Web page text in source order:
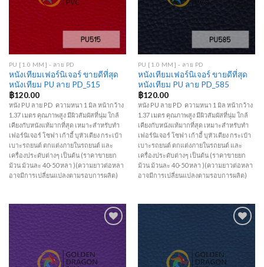
PU [1.0 MM] - ลาย PD
หนังเทียมเฟอร์นิเจอร์ ขายดีที่สุด
หนังเทียม PU ลาย PD_515
฿120.00
หนัง PU ลาย PD ความหนา 1 มิล หน้ากว้าง
1.37 เมตร คุณภาพสูง มีผิวสัมผัสที่นุ่ม ใกล้
เคียงกับหนังแท้มากที่สุด เหมาะสำหรับทำ
เฟอร์นิเจอร์ โซฟา เก้าอี้ บุหัวเตียง กระเป๋า
เบาะรถยนต์ ตกแต่งภายในรถยนต์ และ
เครื่องประดับต่างๆ เป็นต้น (ราคาขายยก
ม้วน ม้วนละ 40-50 หลา )(ความยาวต่อหลา
อาจมีการเปลี่ยนแปลงตามรอบการผลิต)
PU [1.0 MM] - ลาย PD
หนังเทียมเฟอร์นิเจอร์ ขายดีที่สุด
หนังเทียม PU ลาย PD_585
฿120.00
หนัง PU ลาย PD ความหนา 1 มิล หน้ากว้าง
1.37 เมตร คุณภาพสูง มีผิวสัมผัสที่นุ่ม ใกล้
เคียงกับหนังแท้มากที่สุด เหมาะสำหรับทำ
เฟอร์นิเจอร์ โซฟา เก้าอี้ บุหัวเตียง กระเป๋า
เบาะรถยนต์ ตกแต่งภายในรถยนต์ และ
เครื่องประดับต่างๆ เป็นต้น (ราคาขายยก
ม้วน ม้วนละ 40-50 หลา )(ความยาวต่อหลา
อาจมีการเปลี่ยนแปลงตามรอบการผลิต)
Wishlist
Wishlist